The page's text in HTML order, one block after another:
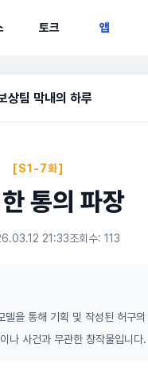
토크 앱
상팀 막내의 하루
[S1-7화]
통의 파장
21:33조회수: 113
을 통해 기획 및 작성된 허구
나 사건과 무관한 창작물입니다.